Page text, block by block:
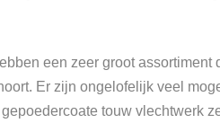
een zeer groot
Er zijn ongelofelijk veel
touw vlechtwerk